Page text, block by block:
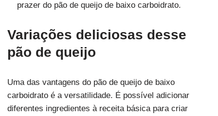
prazer do pão de queijo de baixo carboidrato.
Variações deliciosas desse
pão de queijo
Uma das vantagens do pão de queijo de baixo
carboidrato é a versatilidade. É possível adicionar
diferentes ingredientes à receita básica para criar